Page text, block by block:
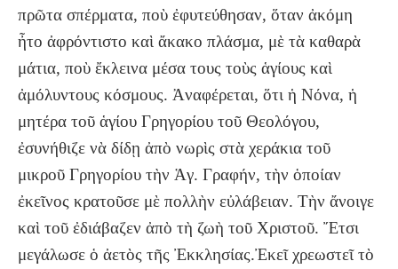
πρῶτα σπέρματα, ποὺ ἐφυτεύθησαν, ὅταν ἀκόμη
ἦτο ἀφρόντιστο καὶ ἄκακο πλάσμα, μὲ τὰ καθαρὰ
μάτια, ποὺ ἔκλεινα μέσα τους τοὺς ἁγίους καὶ
ἀμόλυντους κόσμους. Ἀναφέρεται, ὅτι ἡ Νόνα, ἡ
μητέρα τοῦ ἁγίου Γρηγορίου τοῦ Θεολόγου,
ἐσυνήθιζε νὰ δίδῃ ἀπὸ νωρὶς στὰ χεράκια τοῦ
μικροῦ Γρηγορίου τὴν Ἁγ. Γραφήν, τὴν ὁποίαν
ἐκεῖνος κρατοῦσε μὲ πολλὴν εὐλάβειαν. Τὴν ἄνοιγε
καὶ τοῦ ἐδιάβαζεν ἀπὸ τὴ ζωὴ τοῦ Χριστοῦ. Ἔτσι
μεγάλωσε ὁ ἀετὸς τῆς Ἐκκλησίας.Ἐκεῖ χρεωστεῖ τὸ